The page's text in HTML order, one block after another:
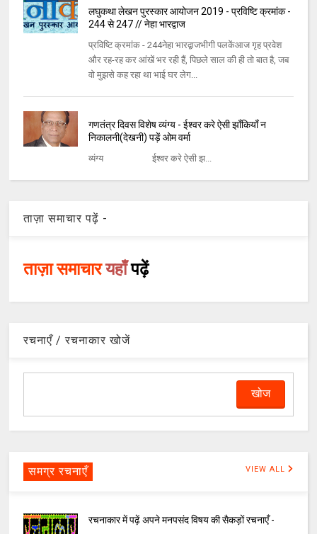
लघुकथा लेखन पुरस्कार आयोजन 2019 - प्रविष्टि क्रमांक -
244 से 247 // नेहा भारद्वाज
प्रविष्टि क्रमांक - 244नेहा भारद्वाजभीगी पलकेंआज गृह प्रवेश
और रह-रह कर आंखें भर रही हैं, पिछले साल की ही तो बात है, जब
वो मुझसे कह रहा था भाई घर लेग...
गणतंत्र दिवस विशेष व्यंग्य - ईश्वर करे ऐसी झाँकियाँ न
निकालनी(देखनी) पड़ें ओम वर्मा
व्यंग्य ईश्वर करे ऐसी झ...
ताज़ा समाचार पढ़ें -
ताज़ा समाचारयहाँपढ़ें
रचनाएँ / रचनाकार खोजें
समग्र रचनाएँ VIEW ALL
रचनाकार में पढ़ें अपने मनपसंद विषय की सैकड़ों रचनाएँ -